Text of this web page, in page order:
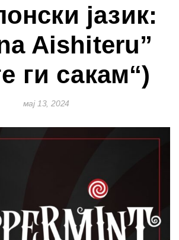
јазик:
Aishiteru”
ги сакам“)
мај 13, 2024